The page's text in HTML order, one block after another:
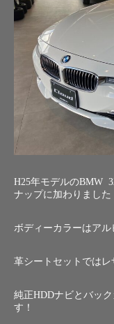
H25年モデルのBMW
ナップに加わりました
ボディーカラーはアル
革シートセットではレ
純正HDDナビとバッ
す！